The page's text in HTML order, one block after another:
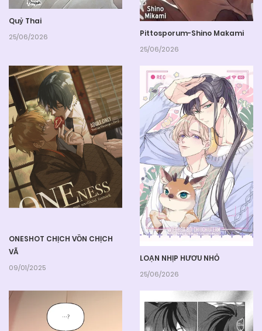
Quỷ Thai
25/06/2026 Pittosporum-Shino Makami
25/06/2026
ONESHOT CHỊCH VỒN CHỊCH
VÃ
09/01/2025
LOẠN NHỊP HƯƠU NHỎ
25/06/2026